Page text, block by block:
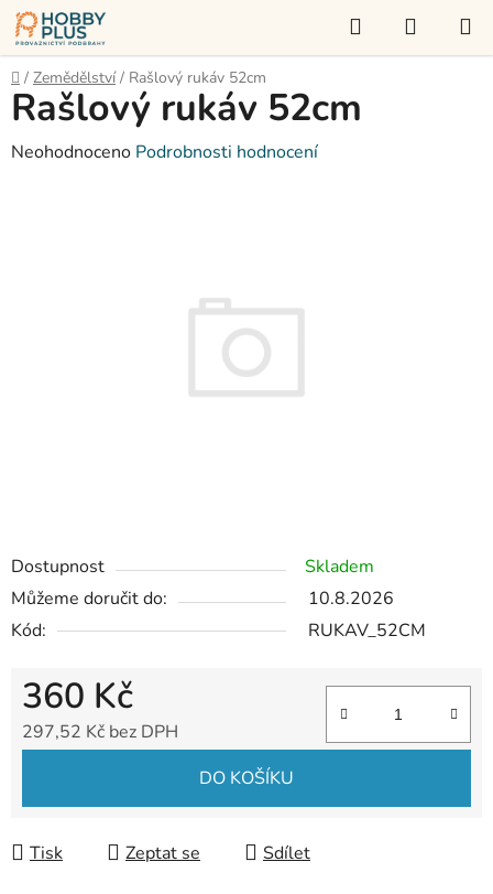
Přejít
na
obsah
Hledat
KOŠÍK
Domů
/ Zemědělství / Rašlový rukáv 52cm
Dostupnost
Skladem
Můžeme doručit do:
10.8.2026
Kód:
RUKAV_52CM
360 Kč
297,52 Kč bez DPH
DO KOŠÍKU
Tisk Zeptat se Sdílet
Rašlový rukáv 52cm
Průměrné
Neohodnoceno Podrobnosti hodnocení